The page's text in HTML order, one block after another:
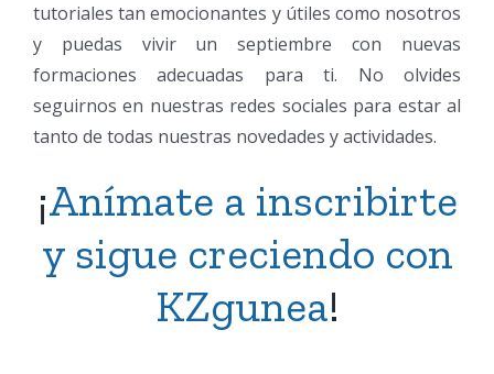
tutoriales tan emocionantes y útiles como nosotros
y puedas vivir un septiembre con nuevas
formaciones adecuadas para ti. No olvides
seguirnos en nuestras redes sociales para estar al
tanto de todas nuestras novedades y actividades.
¡Anímate a inscribirte
y sigue creciendo con
KZgunea!